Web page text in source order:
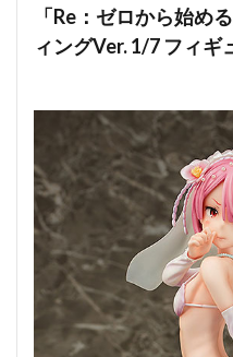
「Re：ゼロから始め
ィングVer. 1/7 フィギ